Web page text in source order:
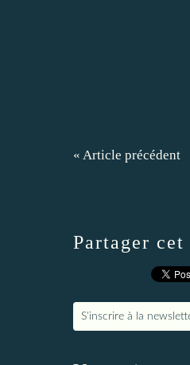
« Article précédent
Partager
S'inscrire à la